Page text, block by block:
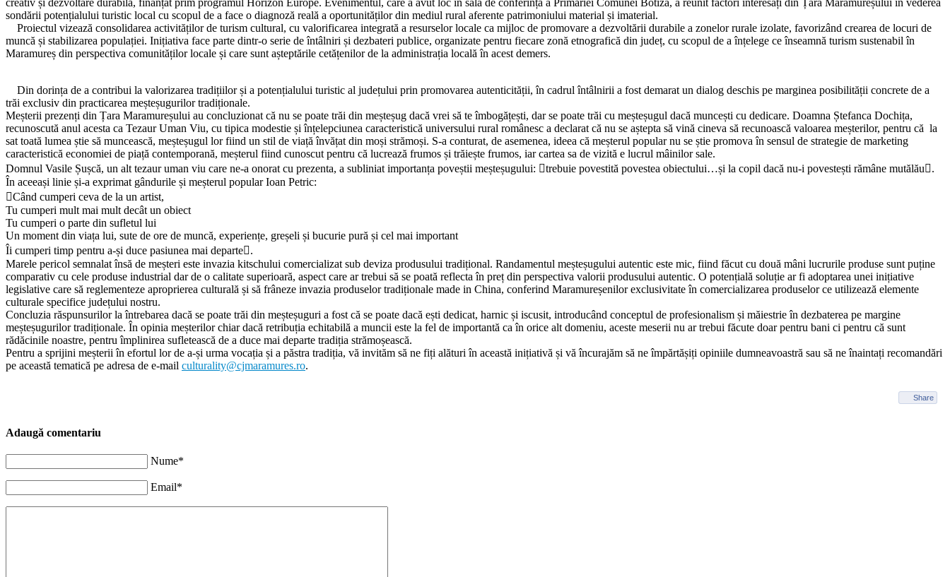
sondării potențialului turistic local cu scopul de a face o diagnoză reală a oportunităților din mediul rural aferente patrimoniului material și imaterial.
Proiectul vizează consolidarea activităților de turism cultural, cu valorificarea integrată a resurselor locale ca mijloc de promovare a dezvoltării durabile a zonelor rurale izolate, favorizând crearea de locuri de
muncă și stabilizarea populației. Inițiativa face parte dintr-o serie de întâlniri și dezbateri publice, organizate pentru fiecare zonă etnografică din județ, cu scopul de a înțelege ce înseamnă turism sustenabil în
Maramureș din perspectiva comunităților locale și care sunt așteptările cetățenilor de la administrația locală în acest demers.
Din dorința de a contribui la valorizarea tradițiilor și a potențialului turistic al județului prin promovarea autenticității, în cadrul întâlnirii a fost demarat un dialog deschis pe marginea posibilității concrete de a
trăi exclusiv din practicarea meșteșugurilor tradiționale.
Meșterii prezenți din Țara Maramureșului au concluzionat că nu se poate trăi din meșteșug dacă vrei să te îmbogățești, dar se poate trăi cu meșteșugul dacă muncești cu dedicare. Doamna Ștefanca Dochița,
recunoscută anul acesta ca Tezaur Uman Viu, cu tipica modestie și înțelepciunea caracteristică universului rural românesc a declarat că nu se aștepta să vină cineva să recunoască valoarea meșterilor, pentru că la
sat toată lumea știe să muncească, meșteșugul lor fiind un stil de viață învățat din moși strămoși. S-a conturat, de asemenea, ideea că meșterul popular nu se știe promova în sensul de strategie de marketing
caracteristică economiei de piață contemporană, meșterul fiind cunoscut pentru că lucrează frumos și trăiește frumos, iar cartea sa de vizită e lucrul mâinilor sale.
Domnul Vasile Șușcă, un alt tezaur uman viu care ne-a onorat cu prezenta, a subliniat importanța poveștii meșteșugului: trebuie povestită povestea obiectului…și la copil dacă nu-i povestești rămâne mutălău.
În aceeași linie și-a exprimat gândurile și meșterul popular Ioan Petric:
Când cumperi ceva de la un artist,
Tu cumperi mult mai mult decât un obiect
Tu cumperi o parte din sufletul lui
Un moment din viața lui, sute de ore de muncă, experiențe, greșeli și bucurie pură și cel mai important
Îi cumperi timp pentru a-și duce pasiunea mai departe.
Marele pericol semnalat însă de meșteri este invazia kitschului comercializat sub deviza produsului tradițional. Randamentul meșteșugului autentic este mic, fiind făcut cu două mâni lucrurile produse sunt puține
comparativ cu cele produse industrial dar de o calitate superioară, aspect care ar trebui să se poată reflecta în preț din perspectiva valorii produsului autentic. O potențială soluție ar fi adoptarea unei inițiative
legislative care să reglementeze aproprierea culturală și să frâneze invazia produselor tradiționale made in China, conferind Maramureșenilor exclusivitate în comercializarea produselor ce utilizează elemente
culturale specifice județului nostru.
Concluzia răspunsurilor la întrebarea dacă se poate trăi din meșteșuguri a fost că se poate dacă ești dedicat, harnic și iscusit, introducând conceptul de profesionalism și măiestrie în dezbaterea pe margine
meșteșugurilor tradiționale. În opinia meșterilor chiar dacă retribuția echitabilă a muncii este la fel de importantă ca în orice alt domeniu, aceste meserii nu ar trebui făcute doar pentru bani ci pentru că sunt
rădăcinile noastre, pentru împlinirea sufletească de a duce mai departe tradiția strămoșească.
Pentru a sprijini meșterii în efortul lor de a-și urma vocația și a păstra tradiția, vă invităm să ne fiți alături în această inițiativă și vă încurajăm să ne împărtășiți opiniile dumneavoastră sau să ne înaintați recomandări
pe această tematică pe adresa de e-mail culturality@cjmaramures.ro.
Share
Adaugă comentariu
Nume*
Email*